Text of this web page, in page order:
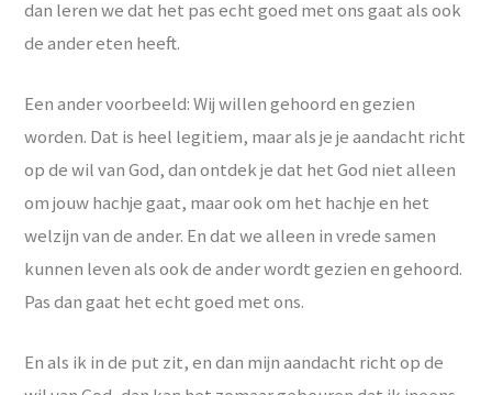
dan leren we dat het pas echt goed met ons gaat als ook
de ander eten heeft.
Een ander voorbeeld: Wij willen gehoord en gezien
worden. Dat is heel legitiem, maar als je je aandacht richt
op de wil van God, dan ontdek je dat het God niet alleen
om jouw hachje gaat, maar ook om het hachje en het
welzijn van de ander. En dat we alleen in vrede samen
kunnen leven als ook de ander wordt gezien en gehoord.
Pas dan gaat het echt goed met ons.
En als ik in de put zit, en dan mijn aandacht richt op de